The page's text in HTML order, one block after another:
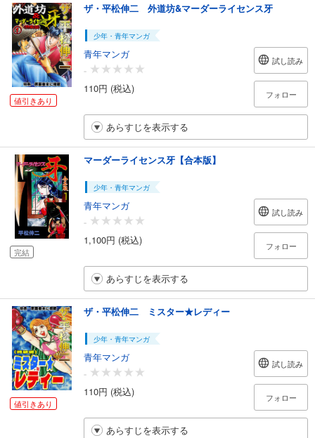
値引きあり
ザ・平松伸二 外道坊&マーダーライセンス牙
少年・青年マンガ
青年マンガ
-
110円 (税込)
試し読み
フォロー
あらすじを表示する
完結
マーダーライセンス牙【合本版】
少年・青年マンガ
青年マンガ
-
1,100円 (税込)
試し読み
フォロー
あらすじを表示する
値引きあり
ザ・平松伸二 ミスター★レディー
少年・青年マンガ
青年マンガ
-
110円 (税込)
試し読み
フォロー
あらすじを表示する